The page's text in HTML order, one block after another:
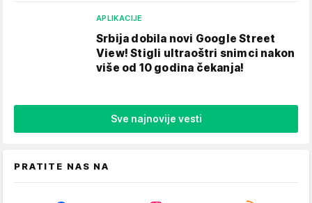
APLIKACIJE
Srbija dobila novi Google Street
View! Stigli ultraoštri snimci nakon
više od 10 godina čekanja!
Sve najnovije vesti
PRATITE NAS NA